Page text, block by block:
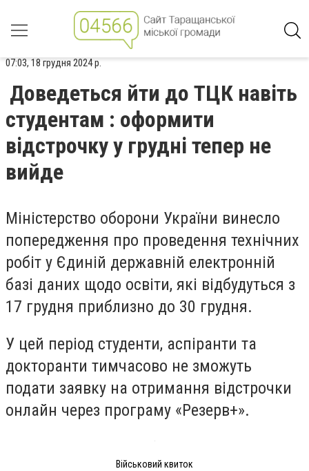
07:03, 18 грудня 2024 р.
Доведеться йти до ТЦК навіть
студентам : оформити
відстрочку у грудні тепер не
вийде
Міністерство оборони України винесло
попередження про проведення технічних
робіт у Єдиній державній електронній
базі даних щодо освіти, які відбудуться з
17 грудня приблизно до 30 грудня.
У цей період студенти, аспіранти та
докторанти тимчасово не зможуть
подати заявку на отримання відстрочки
онлайн через програму «Резерв+».
Військовий квиток